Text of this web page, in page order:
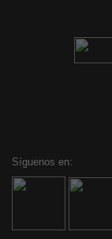
Síguenos en: